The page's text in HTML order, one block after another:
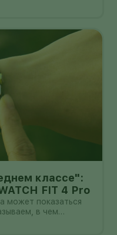
классе":
FIT 4 Pro
может показаться
в чем